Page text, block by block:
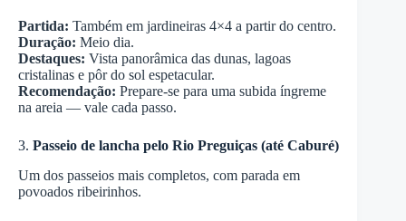
Partida: Também em jardineiras 4×4 a partir do centro.
Duração: Meio dia.
Destaques: Vista panorâmica das dunas, lagoas
cristalinas e pôr do sol espetacular.
Recomendação: Prepare-se para uma subida íngreme
na areia — vale cada passo.
3. Passeio de lancha pelo Rio Preguiças (até Caburé)
Um dos passeios mais completos, com parada em
povoados ribeirinhos.